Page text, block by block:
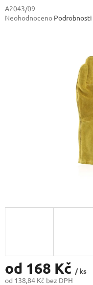
A2043/09
Průměrné
Neohodnoceno
od 168 Kč / ks
od 138,84 Kč bez DPH